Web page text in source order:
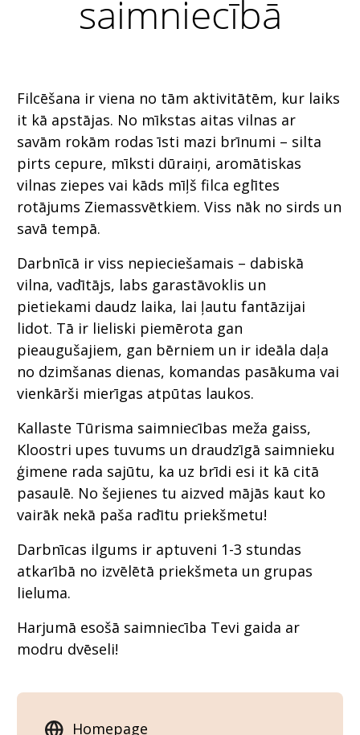
saimniecībā
Filcēšana ir viena no tām aktivitātēm, kur laiks
it kā apstājas. No mīkstas aitas vilnas ar
savām rokām rodas īsti mazi brīnumi – silta
pirts cepure, mīksti dūraiņi, aromātiskas
vilnas ziepes vai kāds mīļš filca eglītes
rotājums Ziemassvētkiem. Viss nāk no sirds un
savā tempā.
Darbnīcā ir viss nepieciešamais – dabiskā
vilna, vadītājs, labs garastāvoklis un
pietiekami daudz laika, lai ļautu fantāzijai
lidot. Tā ir lieliski piemērota gan
pieaugušajiem, gan bērniem un ir ideāla daļa
no dzimšanas dienas, komandas pasākuma vai
vienkārši mierīgas atpūtas laukos.
Kallaste Tūrisma saimniecības meža gaiss,
Kloostri upes tuvums un draudzīgā saimnieku
ģimene rada sajūtu, ka uz brīdi esi it kā citā
pasaulē. No šejienes tu aizved mājās kaut ko
vairāk nekā paša radītu priekšmetu!
Darbnīcas ilgums ir aptuveni 1-3 stundas
atkarībā no izvēlētā priekšmeta un grupas
lieluma.
Harjumā esošā saimniecība Tevi gaida ar
modru dvēseli!
Homepage